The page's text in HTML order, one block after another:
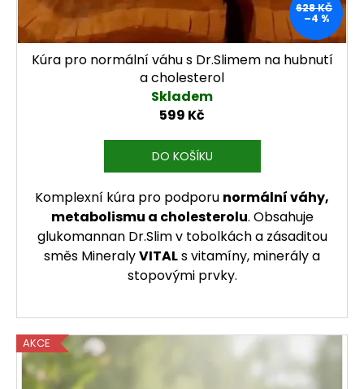
628 KČ
–4 %
Kúra pro normální váhu s Dr.Slimem na hubnutí
a cholesterol
Skladem
599 Kč
DO KOŠÍKU
Komplexní kúra pro podporu normální váhy,
metabolismu a cholesterolu. Obsahuje
glukomannan Dr.Slim v tobolkách a zásaditou
směs MineralyVITALs vitamíny, minerály a
stopovými prvky.
AKCE